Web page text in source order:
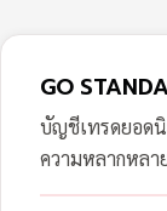
GO
บัญชีเทรดยอด
ความหลากหล